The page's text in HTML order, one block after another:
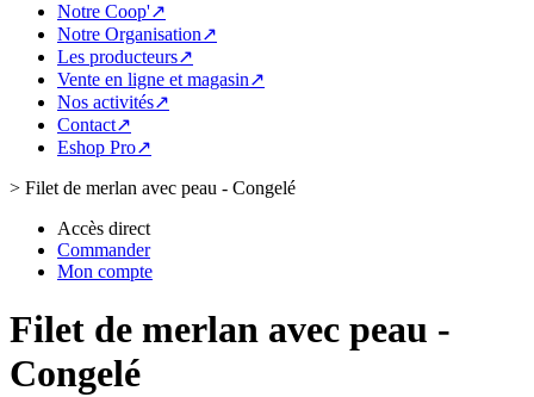
Notre Coop'↗
Notre Organisation↗
Les producteurs↗
Vente en ligne et magasin↗
Nos activités↗
Contact↗
Eshop Pro↗
> Filet de merlan avec peau - Congelé
Accès direct
Commander
Mon compte
Filet de merlan avec peau -
Congelé